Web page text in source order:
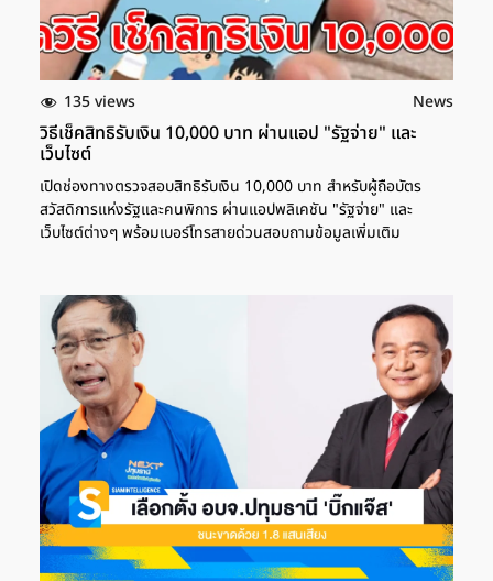
135 views News
วิธีเช็คสิทธิรับเงิน 10,000 บาท ผ่านแอป "รัฐจ่าย" และ
เว็บไซต์
เปิดช่องทางตรวจสอบสิทธิรับเงิน 10,000 บาท สำหรับผู้ถือบัตร
สวัสดิการแห่งรัฐและคนพิการ ผ่านแอปพลิเคชัน "รัฐจ่าย" และ
เว็บไซต์ต่างๆ พร้อมเบอร์โทรสายด่วนสอบถามข้อมูลเพิ่มเติม